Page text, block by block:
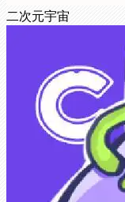
二次元宇宙